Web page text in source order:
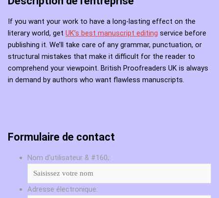
If you want your work to have a long-lasting effect on the
literary world, get UK’s best manuscript editing service before
publishing it. We’ll take care of any grammar, punctuation, or
structural mistakes that make it difficult for the reader to
comprehend your viewpoint. British Proofreaders UK is always
in demand by authors who want flawless manuscripts.
Formulaire de contact
Nom d'utilisateur & #160;:
Adresse électronique: